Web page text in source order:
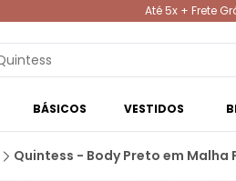
Até 5x + Frete
BÁSICOS VESTIDOS
Quintess - Body Preto em Malha